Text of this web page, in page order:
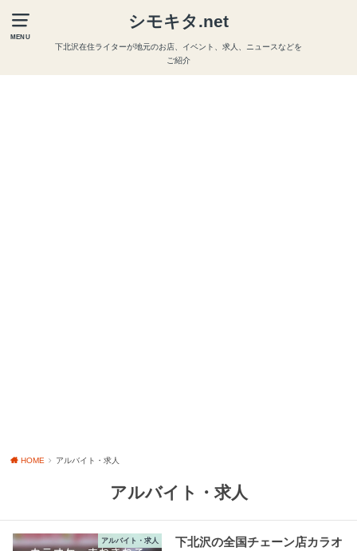
MENU
シモキタ.net
下北沢在住ライターが地元のお店、イベント、求人、ニュースなどを
ご紹介
HOME アルバイト・求人
アルバイト・求人
アルバイト・求人
下北沢の全国チェーン店カラオ